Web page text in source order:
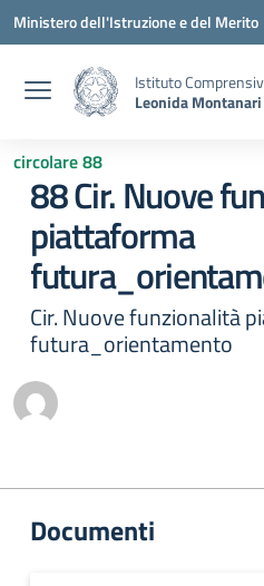
Vai ai contenuti
Vai al menu di navigazione
Vai al footer
Ministero dell'Istruzione e del Merito
Istituto
Leonida Montanari
circolare 88
88 Cir. Nuove
piattaforma
Cir. Nuove funzionalità
futura_orientamento
Documenti